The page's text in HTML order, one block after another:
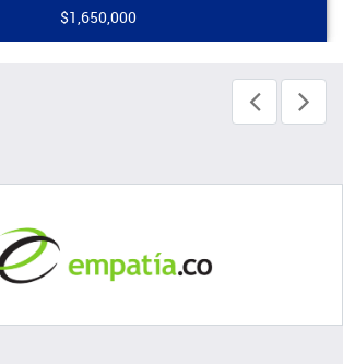
$1,650,000